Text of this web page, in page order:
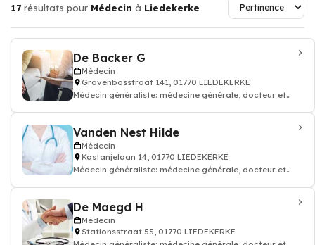
17 résultats pour Médecin à Liedekerke
De Backer G
Médecin
Gravenbosstraat 141, 01770 LIEDEKERKE
Médecin généraliste: médecine générale, docteur et
Vanden Nest Hilde
Médecin
Kastanjelaan 14, 01770 LIEDEKERKE
Médecin généraliste: médecine générale, docteur et
De Maegd H
Médecin
Stationsstraat 55, 01770 LIEDEKERKE